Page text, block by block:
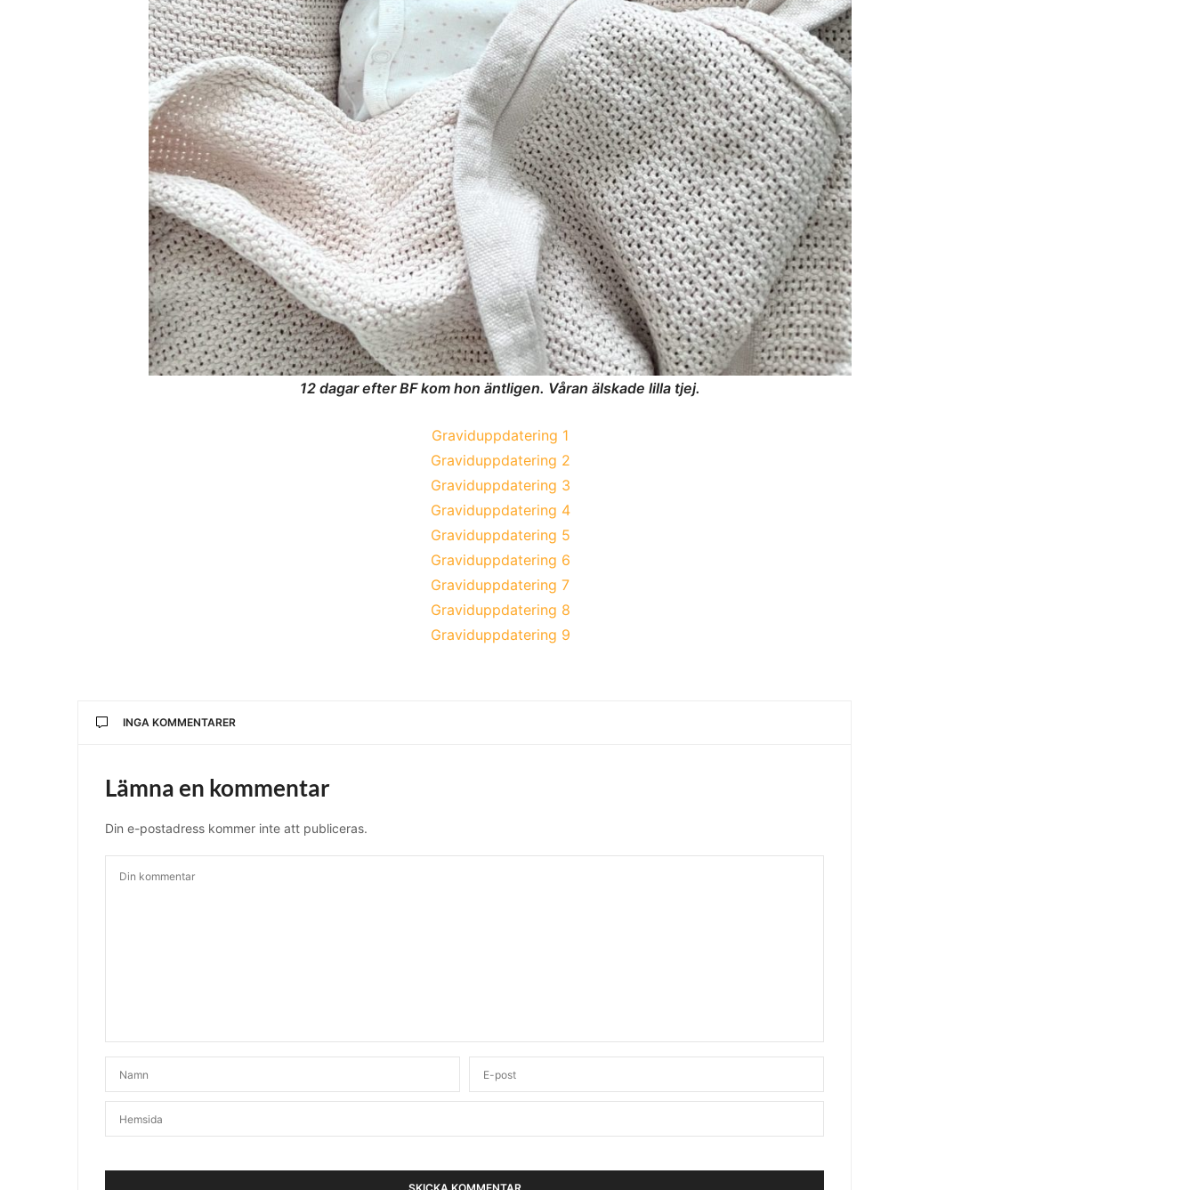
12 dagar efter BF kom hon äntligen. Våran älskade lilla tjej.
Graviduppdatering 1
Graviduppdatering 2
Graviduppdatering 3
Graviduppdatering 4
Graviduppdatering 5
Graviduppdatering 6
Graviduppdatering 7
Graviduppdatering 8
Graviduppdatering 9
INGA KOMMENTARER
Lämna en kommentar
Din e-postadress kommer inte att publiceras.